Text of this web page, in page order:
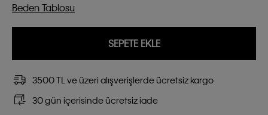
Beden Tablosu
SEPETE EKLE
3500 TL ve üzeri alışverişlerde ücretsiz kargo
30 gün içerisinde ücretsiz iade